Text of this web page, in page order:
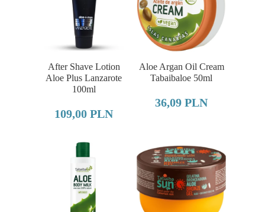
After Shave Lotion
Aloe Plus Lanzarote
100ml
109,00 PLN
Aloe Argan Oil Cream
Tabaibaloe 50ml
36,09 PLN